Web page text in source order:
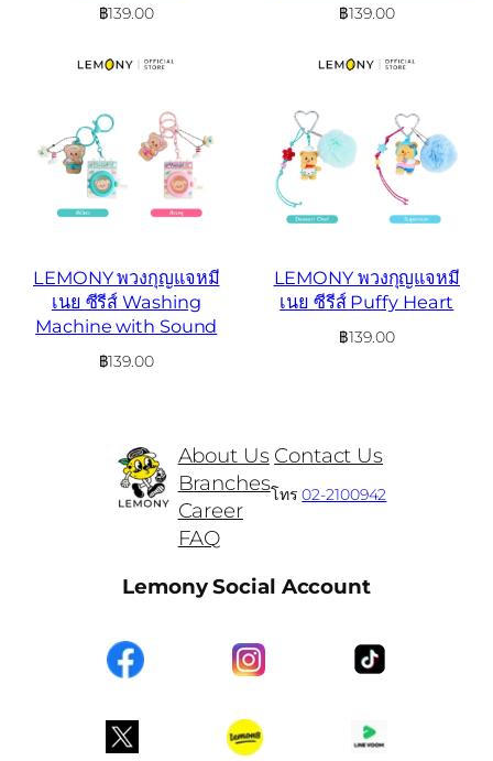
฿139.00 ฿139.00
LEMONY พวงกุญแจหมี
เนย ซีรีส์ Washing
Machine with Sound
฿139.00
LEMONY พวงกุญแจหมี
เนย ซีรีส์ Puffy Heart
฿139.00
About Us
Branches
Career
FAQ
Contact Us
โทร02-2100942
Lemony Social Account